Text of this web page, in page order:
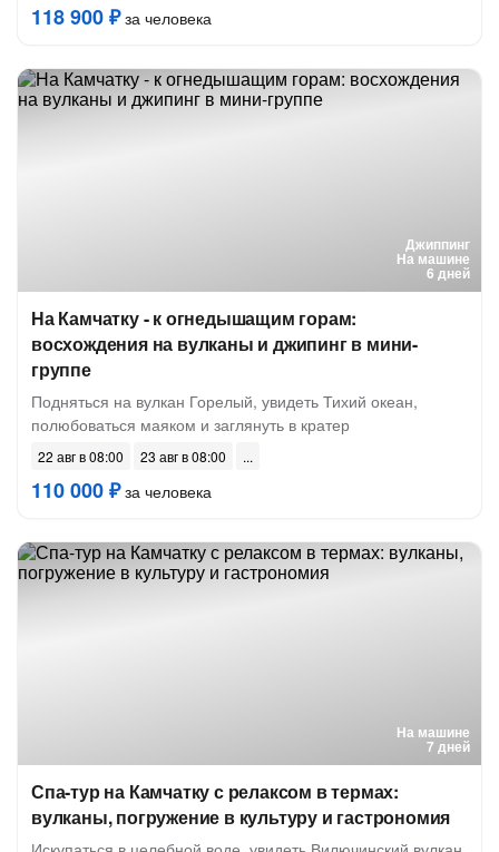
118 900 ₽за человека
Джиппинг
На машине
6 дней
На Камчатку - к огнедышащим горам:
восхождения на вулканы и джипинг в мини-
группе
Подняться на вулкан Горелый, увидеть Тихий океан,
полюбоваться маяком и заглянуть в кратер
22 авг в 08:00 23 авг в 08:00
110 000 ₽за человека
На машине
7 дней
Спа-тур на Камчатку с релаксом в термах:
вулканы, погружение в культуру и гастрономия